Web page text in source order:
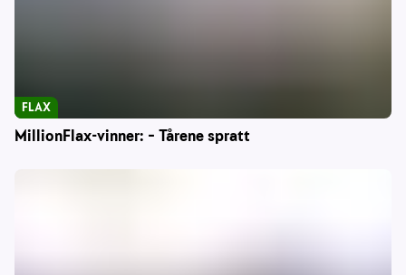
MillionFlax-vinner: – Tårene spratt
FLAX